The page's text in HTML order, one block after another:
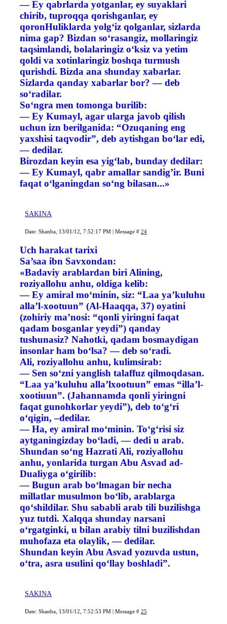
— Ey qabrlarda yotganlar, ey suyaklari
chirib, tuproqqa qorishganlar, ey
qoronHuliklarda yolg‘iz qolganlar, sizlarda
nima gap? Bizdan so‘rasangiz, mollaringiz
taqsimlandi, bolalaringiz o‘ksiz va yetim
qoldi va xotinlaringiz boshqa turmush
qurishdi. Bizda ana shunday xabarlar.
Sizlarda qanday xabarlar bor? — deb
so‘radilar.
So‘ngra men tomonga burilib:
— Ey Kumayl, agar ularga javob qilish
uchun izn berilganida: “Ozuqaning eng
yaxshisi taqvodir”, deb aytishgan bo‘lar edi,
— dedilar.
Birozdan keyin esa yig‘lab, bunday dedilar:
— Ey Kumayl, qabr amallar sandig’ir. Buni
faqat o‘lganingdan so‘ng bilasan...»
SAKINA
Date: Shanba, 13/01/12, 7:52:17 PM | Message # 24
Uch harakat tarixi
Sa’saa ibn Savxondan:
«Badaviy arablardan biri Alining,
roziyallohu anhu, oldiga kelib:
— Ey amiral mo‘minin, siz: “Laa ya’kuluhu
alla’l-xootuun” (Al-Haaqqa, 37) oyatini
(zohiriy ma’nosi: “qonli yiringni faqat
qadam bosganlar yeydi”) qanday
tushunasiz? Nahotki, qadam bosmaydigan
insonlar ham bo‘lsa? — deb so‘radi.
Ali, roziyallohu anhu, kulimsirab:
— Sen so‘zni yanglish talaffuz qilmoqdasan.
“Laa ya’kuluhu alla’lxootuun” emas “illa’l-
xootiuun”. (Jahannamda qonli yiringni
faqat gunohkorlar yeydi”), deb to‘g‘ri
o‘qigin, –dedilar.
— Ha, ey amiral mo‘minin. To‘g‘risi siz
aytganingizday bo‘ladi, — dedi u arab.
Shundan so‘ng Hazrati Ali, roziyallohu
anhu, yonlarida turgan Abu Asvad ad-
Dualiyga o‘girilib:
— Bugun arab bo‘lmagan bir necha
millatlar musulmon bo‘lib, arablarga
qo‘shildilar. Shu sababli arab tili buzilishga
yuz tutdi. Xalqqa shunday narsani
o‘rgatginki, u bilan arabiy tilni buzilishdan
muhofaza eta olaylik, — dedilar.
Shundan keyin Abu Asvad yozuvda ustun,
o‘tra, asra usulini qo‘llay boshladi”.
SAKINA
Date: Shanba, 13/01/12, 7:52:53 PM | Message # 25